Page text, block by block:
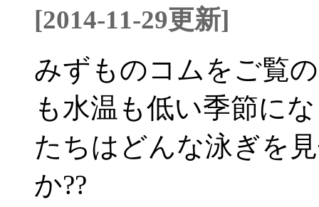
[2014-11-29更新]
みずものコムをご覧
も水温も低い季節に
たちはどんな泳ぎを
か??